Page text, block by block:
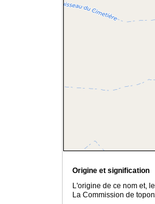
Origine et signification
L'origine de ce nom et,
La Commission de